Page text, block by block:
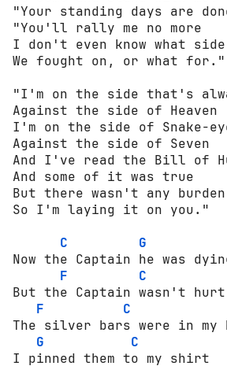
"Your standing days are
"You'll rally me no more
I don't even know what side
We fought on, or what for."
"I'm on the side that's
Against the side of Heaven
I'm on the side of Snake-
Against the side of Seven
And I've read the Bill of
And some of it was true
But there wasn't any
So I'm laying it on you."
C
G
Now the Captain he was
F
C
But the Captain wasn't hurt
F
C
The silver bars were in my
G
C
I pinned them to my shirt